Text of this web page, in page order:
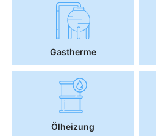
Gastherme
Ölheizung